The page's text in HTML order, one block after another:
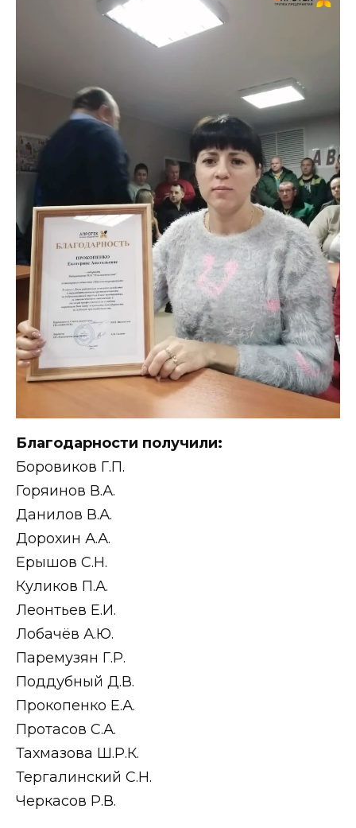
Благодарности получили:
Боровиков Г.П.
Горяинов В.А.
Данилов В.А.
Дорохин А.А.
Ерышов С.Н.
Куликов П.А.
Леонтьев Е.И.
Лобачёв А.Ю.
Паремузян Г.Р.
Поддубный Д.В.
Прокопенко Е.А.
Протасов С.А.
Тахмазова Ш.Р.К.
Тергалинский С.Н.
Черкасов Р.В.